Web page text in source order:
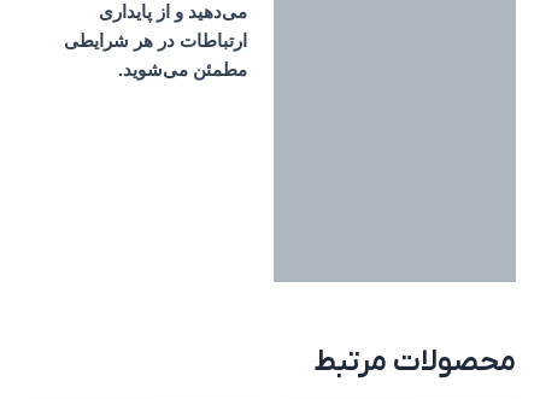
می‌دهید و از پایداری
ارتباطات در هر شرایطی
مطمئن می‌شوید.
محصولات مرتبط